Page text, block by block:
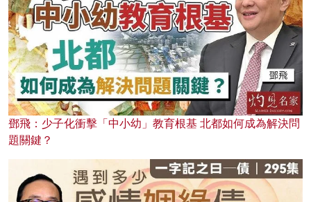
鄧飛：少子化衝擊「中小幼」教育根基 北都如何成為解決問
題關鍵？